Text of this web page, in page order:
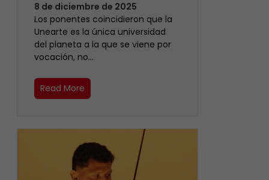
8 de diciembre de 2025
Los ponentes coincidieron que la
Unearte es la única universidad
del planeta a la que se viene por
vocación, no…
Read More